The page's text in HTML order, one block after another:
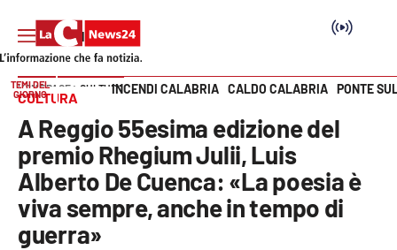
SEZIONI
Cronaca
Politica
Vai
TEMI DEL
GIORNO
INCENDI CALABRIA CALDO CALABRIA PONTE
HOME PAGE CULTURA
CULTURA
A Reggio 55esima edizione del
premio Rhegium Julii, Luis
Alberto De Cuenca: «La poesia è
viva sempre, anche in tempo di
guerra»